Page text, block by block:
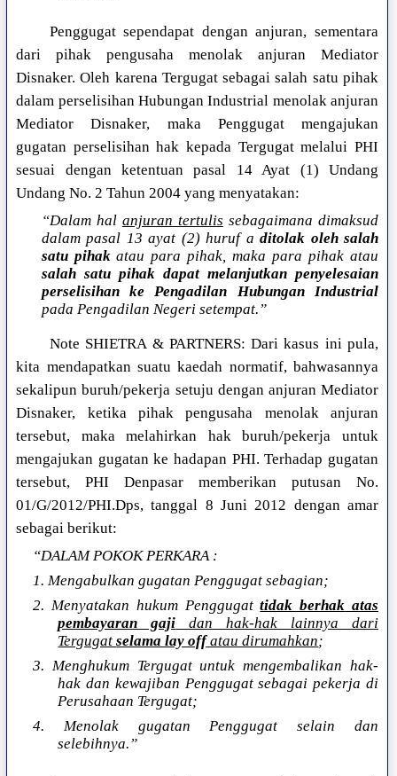
Penggugat sependapat dengan anjuran, sementara
dari pihak pengusaha menolak anjuran Mediator
Disnaker. Oleh karena Tergugat sebagai salah satu pihak
dalam perselisihan Hubungan Industrial menolak anjuran
Mediator Disnaker, maka Penggugat mengajukan
gugatan perselisihan hak kepada Tergugat melalui PHI
sesuai dengan ketentuan pasal 14 Ayat (1) Undang
Undang No. 2 Tahun 2004 yang menyatakan:
“Dalam hal anjuran tertulis sebagaimana dimaksud
dalam pasal 13 ayat (2) huruf aditolak oleh salah
satu pihakatau para pihak, maka para pihak atau
salah satu pihak dapat melanjutkan penyelesaian
perselisihan ke Pengadilan Hubungan Industrial
pada Pengadilan Negeri setempat.”
Note SHIETRA & PARTNERS: Dari kasus ini pula,
kita mendapatkan suatu kaedah normatif, bahwasannya
sekalipun buruh/pekerja setuju dengan anjuran Mediator
Disnaker, ketika pihak pengusaha menolak anjuran
tersebut, maka melahirkan hak buruh/pekerja untuk
mengajukan gugatan ke hadapan PHI. Terhadap gugatan
tersebut, PHI Denpasar memberikan putusan No.
01/G/2012/PHI.Dps, tanggal 8 Juni 2012 dengan amar
sebagai berikut:
“DALAM POKOK PERKARA :
1. Mengabulkan gugatan Penggugat sebagian;
2. Menyatakan hukum Penggugattidak berhak atas
pembayaran gaji dan hak-hak lainnya dari
Tergugatselama lay offatau dirumahkan;
3. Menghukum Tergugat untuk mengembalikan hak-
hak dan kewajiban Penggugat sebagai pekerja di
Perusahaan Tergugat;
4. Menolak gugatan Penggugat selain dan
selebihnya.”